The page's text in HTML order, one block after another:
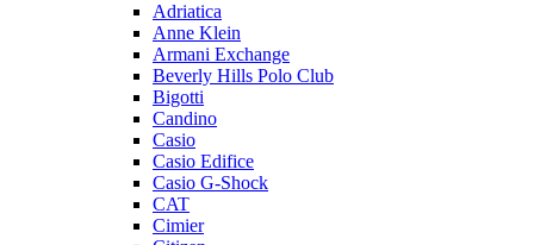
Adriatica
Anne Klein
Armani Exchange
Beverly Hills Polo Club
Bigotti
Candino
Casio
Casio Edifice
Casio G-Shock
CAT
Cimier